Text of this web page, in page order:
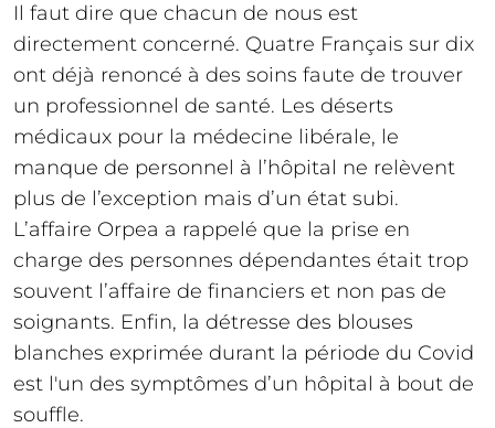
Il faut dire que chacun de nous est
directement concerné. Quatre Français sur dix
ont déjà renoncé à des soins faute de trouver
un professionnel de santé. Les déserts
médicaux pour la médecine libérale, le
manque de personnel à l’hôpital ne relèvent
plus de l’exception mais d’un état subi.
L’affaire Orpea a rappelé que la prise en
charge des personnes dépendantes était trop
souvent l’affaire de financiers et non pas de
soignants. Enfin, la détresse des blouses
blanches exprimée durant la période du Covid
est l'un des symptômes d’un hôpital à bout de
souffle.